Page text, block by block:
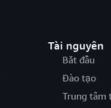
Tài nguyên
Bắt đầu
Đào tạo
Trung tâm